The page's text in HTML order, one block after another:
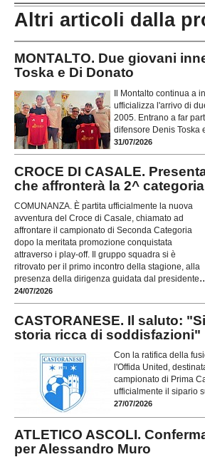
Altri articoli dalla
MONTALTO. Due giovani
Toska e Di Donato
Il Montalto continua a
ufficializza l'arrivo di
2005. Entrano a far
difensore Denis Toska
31/07/2026
CROCE DI CASALE.
che affronterà la 2^ categoria
COMUNANZA. È partita ufficialmente la nuova
avventura del Croce di Casale, chiamato ad
affrontare il campionato di Seconda Categoria
dopo la meritata promozione conquistata
attraverso i play-off. Il gruppo squadra si è
ritrovato per il primo incontro della stagione, alla
presenza della dirigenza guidata dal presidente
24/07/2026
CASTORANESE. Il saluto:
storia ricca di soddisfazioni"
Con la ratifica della
l'Offida United,
campionato di Prima
ufficialmente il sipario
27/07/2026
ATLETICO ASCOLI.
per Alessandro Muro